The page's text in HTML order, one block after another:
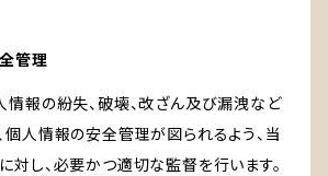
管理
情報の紛失、破壊、改ざん及び漏洩など
個人情報の安全管理が図られるよう、当
対し、必要かつ適切な監督を行います。